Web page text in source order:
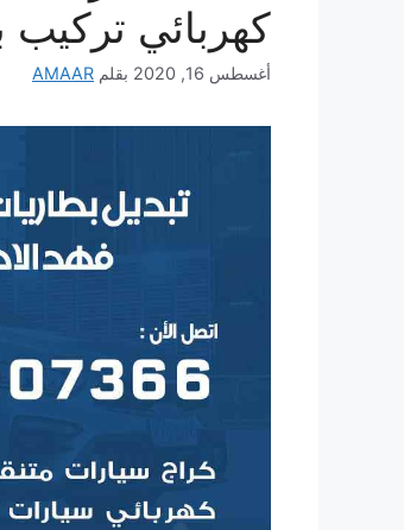
كهربائي تركيب
أغسطس 16, 2020 بقلم AMAAR